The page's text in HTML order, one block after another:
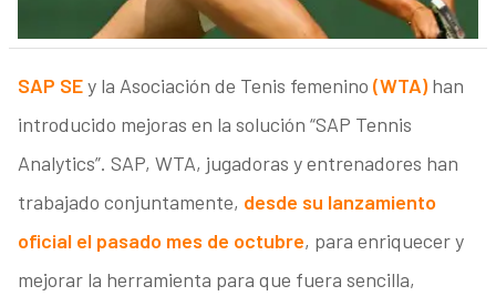
SAP SEy la Asociación de Tenis femenino (WTA) han
introducido mejoras en la solución “SAP Tennis
Analytics”. SAP, WTA, jugadoras y entrenadores han
trabajado conjuntamente, desde su lanzamiento
oficial el pasado mes de octubre, para enriquecer y
mejorar la herramienta para que fuera sencilla,